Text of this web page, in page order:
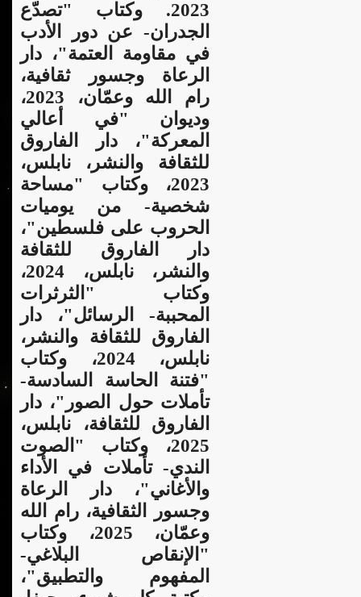
2023. وكتاب "تصدّع
الجدران- عن دور الأدب
في مقاومة العتمة"، دار
الرعاة وجسور ثقافية،
رام الله وعمّان، 2023،
وديوان "في أعالي
المعركة"، دار الفاروق
للثقافة والنشر، نابلس،
2023، وكتاب "مساحة
شخصية- من يوميات
الحروب على فلسطين"،
دار الفاروق للثقافة
والنشر، نابلس، 2024،
وكتاب "الثرثرات
المحببة- الرسائل"، دار
الفاروق للثقافة والنشر،
نابلس، 2024، وكتاب
"فتنة الحاسة السادسة-
تأملات حول الصور"، دار
الفاروق للثقافة، نابلس،
2025، وكتاب "الصوت
الندي- تأملات في الأداء
والأغاني"، دار الرعاة
وجسور الثقافية، رام الله
وعمّان، 2025، وكتاب
"الإنقاص البلاغي-
المفهوم والتطبيق"،